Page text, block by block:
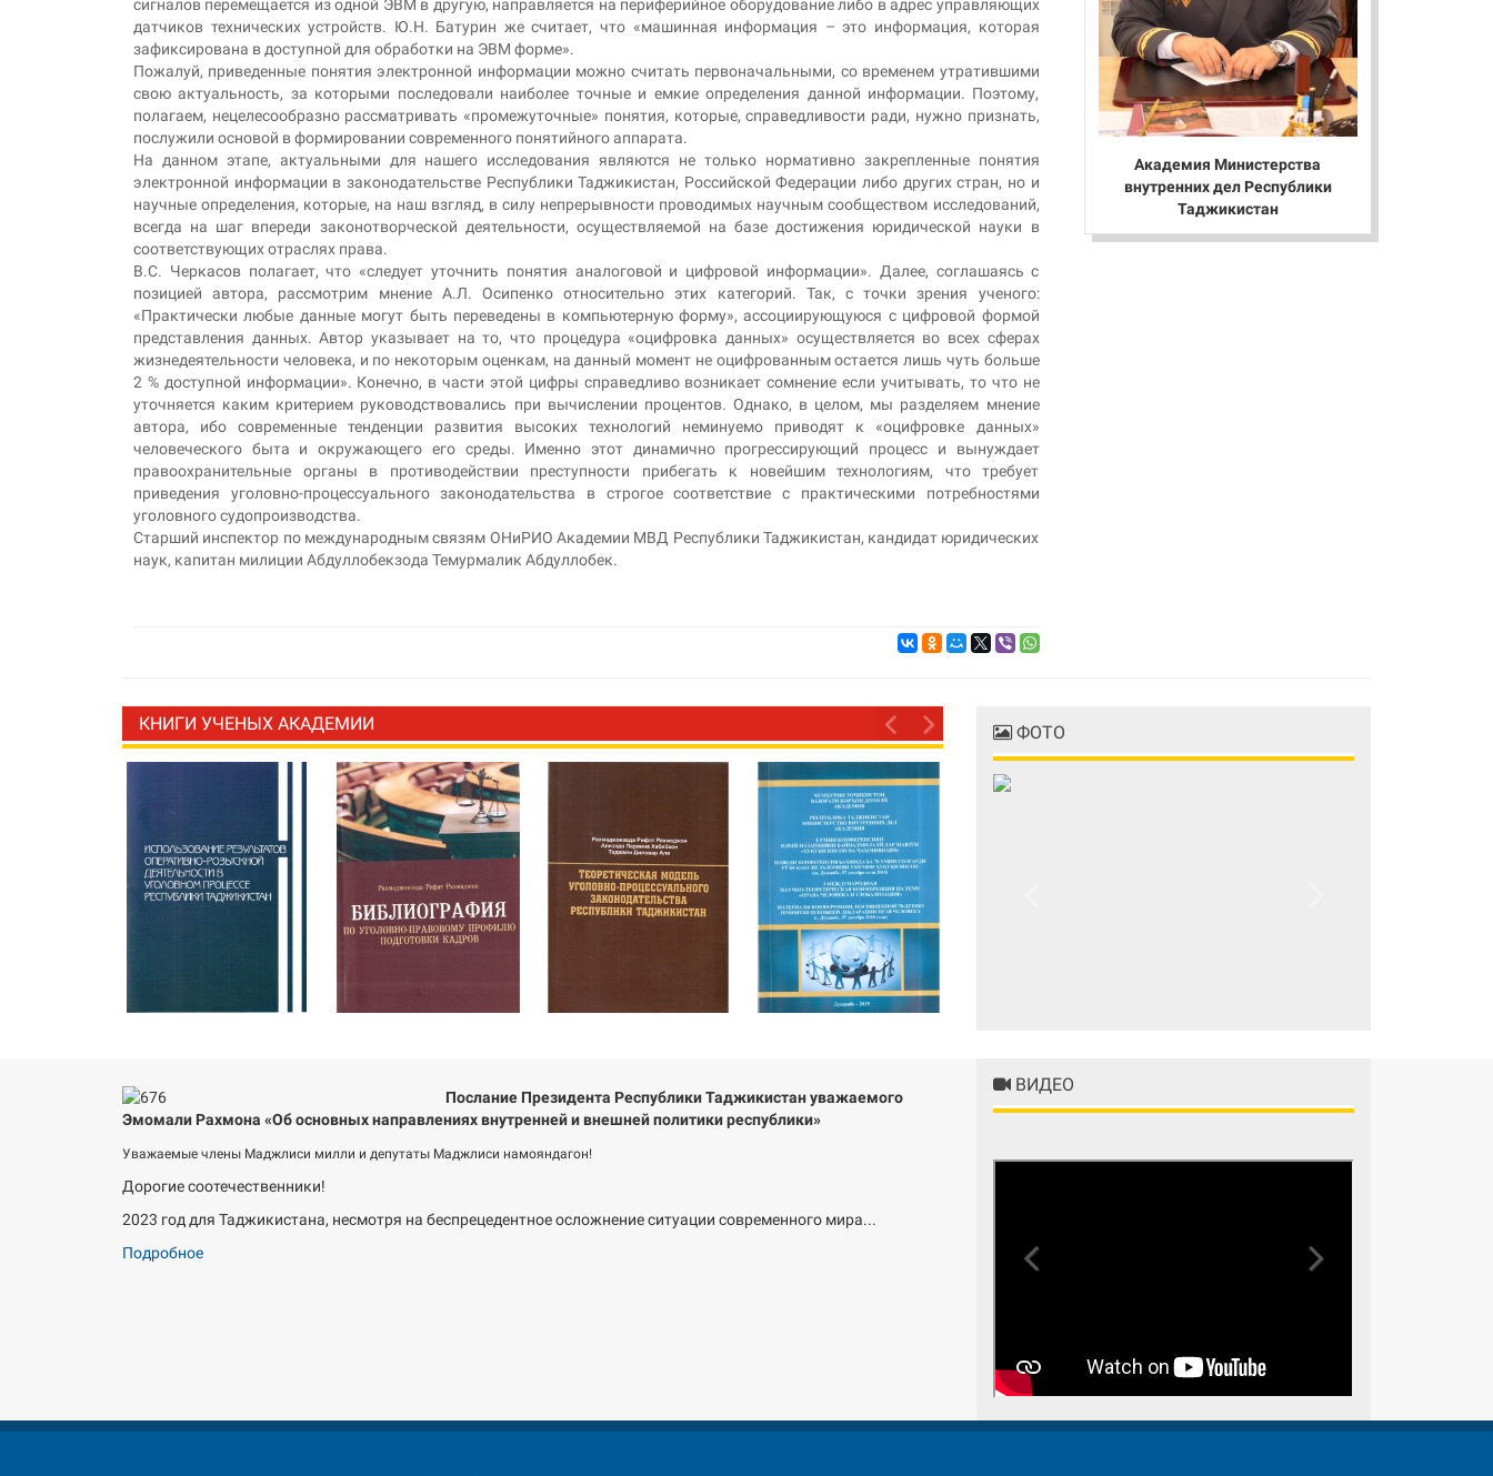
сигналов перемещается из одной ЭВМ в другую, направляется на периферийное оборудование либо в адрес управляющих
датчиков технических устройств. Ю.Н. Батурин же считает, что «машинная информация – это информация, которая
зафиксирована в доступной для обработки на ЭВМ форме».
Пожалуй, приведенные понятия электронной информации можно считать первоначальными, со временем утратившими
свою актуальность, за которыми последовали наиболее точные и емкие определения данной информации. Поэтому,
полагаем, нецелесообразно рассматривать «промежуточные» понятия, которые, справедливости ради, нужно признать,
послужили основой в формировании современного понятийного аппарата.
На данном этапе, актуальными для нашего исследования являются не только нормативно закрепленные понятия
электронной информации в законодательстве Республики Таджикистан, Российской Федерации либо других стран, но и
научные определения, которые, на наш взгляд, в силу непрерывности проводимых научным сообществом исследований,
всегда на шаг впереди законотворческой деятельности, осуществляемой на базе достижения юридической науки в
соответствующих отраслях права.
В.С. Черкасов полагает, что «следует уточнить понятия аналоговой и цифровой информации». Далее, соглашаясь с
позицией автора, рассмотрим мнение А.Л. Осипенко относительно этих категорий. Так, с точки зрения ученого:
«Практически любые данные могут быть переведены в компьютерную форму», ассоциирующуюся с цифровой формой
представления данных. Автор указывает на то, что процедура «оцифровка данных» осуществляется во всех сферах
жизнедеятельности человека, и по некоторым оценкам, на данный момент не оцифрованным остается лишь чуть больше
2 % доступной информации». Конечно, в части этой цифры справедливо возникает сомнение если учитывать, то что не
уточняется каким критерием руководствовались при вычислении процентов. Однако, в целом, мы разделяем мнение
автора, ибо современные тенденции развития высоких технологий неминуемо приводят к «оцифровке данных»
человеческого быта и окружающего его среды. Именно этот динамично прогрессирующий процесс и вынуждает
правоохранительные органы в противодействии преступности прибегать к новейшим технологиям, что требует
приведения уголовно-процессуального законодательства в строгое соответствие с практическими потребностями
уголовного судопроизводства.
Старший инспектор по международным связям ОНиРИО Академии МВД Республики Таджикистан, кандидат юридических
наук, капитан милиции Абдуллобекзода Темурмалик Абдуллобек.
Академия Министерства
внутренних дел Республики
Таджикистан
КНИГИ УЧЕНЫХ АКАДЕМИИ ФОТО
Послание Президента Республики Таджикистан уважаемого
Эмомали Рахмона «Об основных направлениях внутренней и внешней политики республики»
Уважаемые члены Маджлиси милли и депутаты Маджлиси намояндагон!
Дорогие соотечественники!
2023 год для Таджикистана, несмотря на беспрецедентное осложнение ситуации современного мира...
Подробное
ВИДЕО